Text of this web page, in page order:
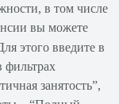
в том числе
вы можете
этого введите в
фильтрах
занятость”,